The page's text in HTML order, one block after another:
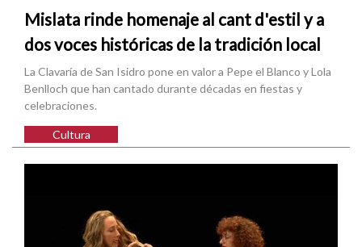
Mislata rinde homenaje al cant d'estil y a
dos voces históricas de la tradición local
La Clavaría de San Isidro pone en valor a Pepe el Blanco y Lola
Benlloch que han cantado durante décadas en fiestas y
celebraciones.
Cultura